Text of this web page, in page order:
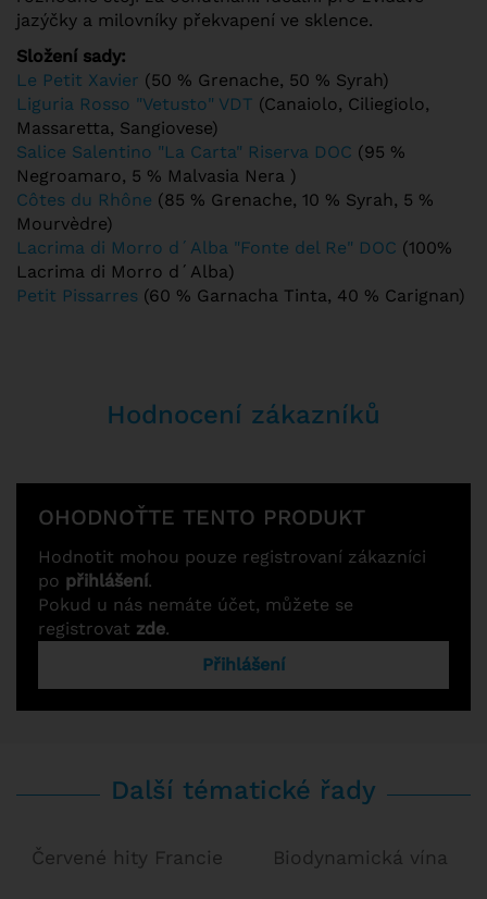
jazýčky a milovníky překvapení ve sklence.
Složení sady:
Le Petit Xavier (50 % Grenache, 50 % Syrah)
Liguria Rosso "Vetusto" VDT (Canaiolo, Ciliegiolo,
Massaretta, Sangiovese)
Salice Salentino "La Carta" Riserva DOC (95 %
Negroamaro, 5 % Malvasia Nera )
Côtes du Rhône (85 % Grenache, 10 % Syrah, 5 %
Mourvèdre)
Lacrima di Morro d´Alba "Fonte del Re" DOC (100%
Lacrima di Morro d´Alba)
Petit Pissarres (60 % Garnacha Tinta, 40 % Carignan)
Hodnocení zákazníků
OHODNOŤTE TENTO PRODUKT
Hodnotit mohou pouze registrovaní zákazníci
po přihlášení.
Pokud u nás nemáte účet, můžete se
registrovat zde.
Přihlášení
Další tématické řady
Červené hity Francie Biodynamická vína